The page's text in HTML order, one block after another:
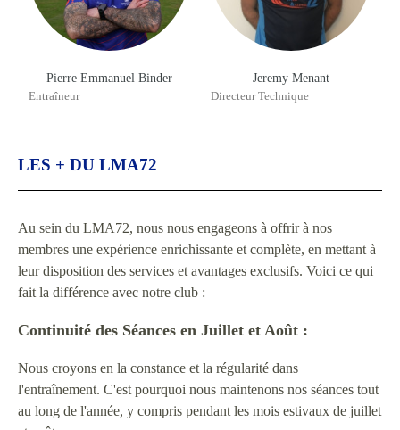
Pierre Emmanuel Binder
Entraîneur
Jeremy Menant
Directeur Technique
LES + DU LMA72
Au sein du LMA72, nous nous engageons à offrir à nos
membres une expérience enrichissante et complète, en mettant à
leur disposition des services et avantages exclusifs. Voici ce qui
fait la différence avec notre club :
Continuité des Séances en Juillet et Août :
Nous croyons en la constance et la régularité dans
l'entraînement. C'est pourquoi nous maintenons nos séances tout
au long de l'année, y compris pendant les mois estivaux de juillet